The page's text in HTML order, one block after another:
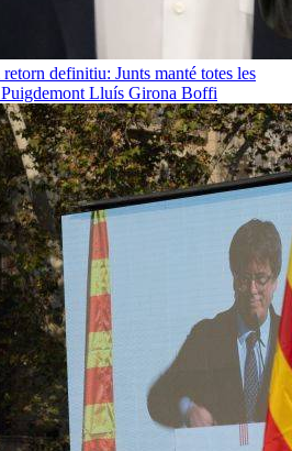
definitiu: Junts manté totes les
Lluís Girona Boffi